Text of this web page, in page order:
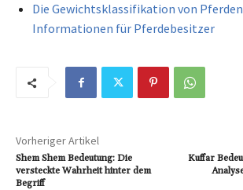
Die Gewichtsklassifikation von
Informationen für Pferdebesitzer
Vorheriger Artikel
Shem Shem Bedeutung: Die
versteckte Wahrheit hinter dem
Begriff
Kuffar